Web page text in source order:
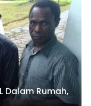
Dalam Rumah,